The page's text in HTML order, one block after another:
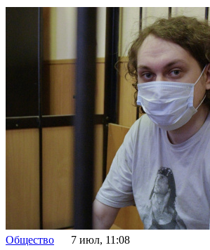
Общество 7 июл, 11:08